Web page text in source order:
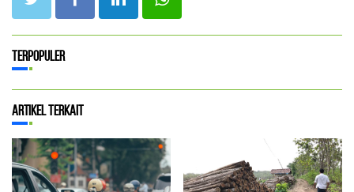
Terpopuler
Artikel Terkait